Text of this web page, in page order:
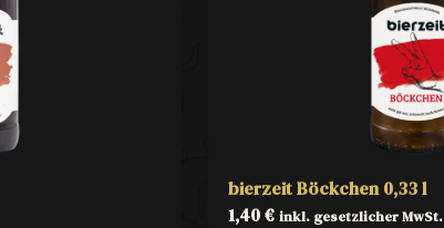
bierzeit Böckchen 0,33 l
1,40€ inkl. gesetzlicher MwSt.